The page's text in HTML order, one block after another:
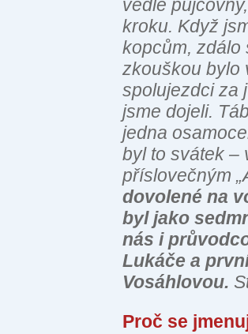
vedle
kroku. Když
kopcům, zdálo
zkouškou bylo
spolujezdci za
jsme dojeli.
jedna
byl to svátek –
příslovečným
dovolené na
byl jako
nás i
Lukáče a
Vosáhlovou.
Proč se